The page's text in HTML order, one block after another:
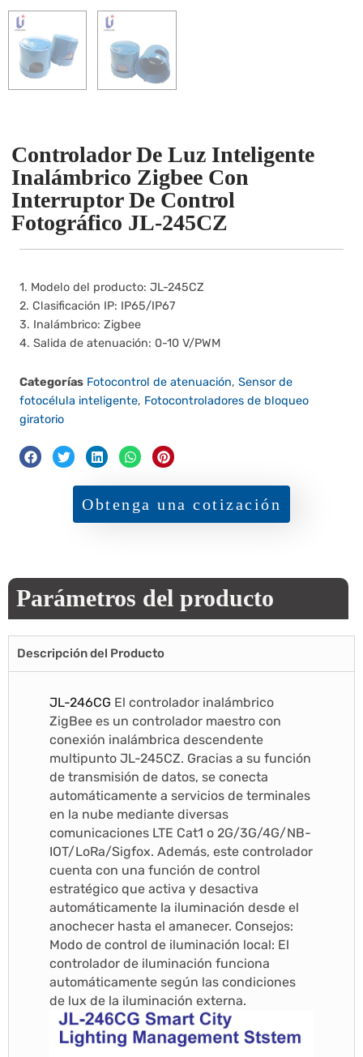
Controlador De Luz Inteligente
Inalámbrico Zigbee Con
Interruptor De Control
Fotográfico JL-245CZ
1. Modelo del producto: JL-245CZ
2. Clasificación IP: IP65/IP67
3. Inalámbrico: Zigbee
4. Salida de atenuación: 0-10 V/PWM
Categorías Fotocontrol de atenuación,Sensor de
fotocélula inteligente, Fotocontroladores de bloqueo
giratorio
Obtenga una cotización
Parámetros del producto
Descripción del Producto
JL-246CG El controlador inalámbrico
ZigBee es un controlador maestro con
conexión inalámbrica descendente
multipunto JL-245CZ. Gracias a su función
de transmisión de datos, se conecta
automáticamente a servicios de terminales
en la nube mediante diversas
comunicaciones LTE Cat1 o 2G/3G/4G/NB-
IOT/LoRa/Sigfox. Además, este controlador
cuenta con una función de control
estratégico que activa y desactiva
automáticamente la iluminación desde el
anochecer hasta el amanecer. Consejos:
Modo de control de iluminación local: El
controlador de iluminación funciona
automáticamente según las condiciones
de lux de la iluminación externa.